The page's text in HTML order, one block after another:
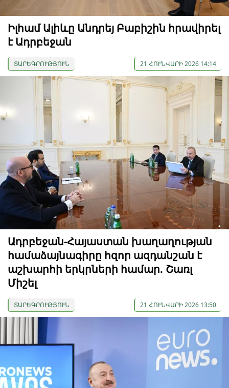
Իլհամ Ալիևը Անդրեյ Բաբիշին հրավիրել
է Ադրբեջան
ՏԱՐԵԳՐՈՒԹՅՈՒՆ 21 ՀՈՒՆՎԱՐԻ 2026 14:14
Ադրբեջան-Հայաստան խաղաղության
համաձայնագիրը հզոր ազդանշան է
աշխարհի երկրների համար. Շառլ
Միշել
ՏԱՐԵԳՐՈՒԹՅՈՒՆ 21 ՀՈՒՆՎԱՐԻ 2026 13:50